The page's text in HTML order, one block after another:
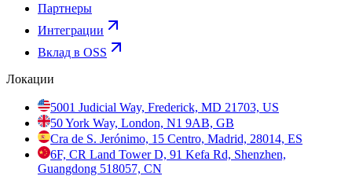
Партнеры
Интеграции
Вклад в OSS
Локации
5001 Judicial Way, Frederick, MD 21703, US
50 York Way, London, N1 9AB, GB
Cra de S. Jerónimo, 15 Centro, Madrid, 28014, ES
6F, CR Land Tower D, 91 Kefa Rd, Shenzhen,
Guangdong 518057, CN